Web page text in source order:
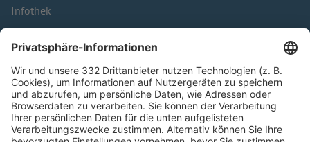
Infothek
Kontakt
HÄUFIG BESUCHTE SEITEN
Pässe und Vereinswechsel
Trainerausbildung
Schulungsangebot Vereinsmitarbeiter